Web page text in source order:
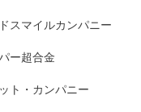
スマイルカンパニー
ー超合金
ト・カンパニー